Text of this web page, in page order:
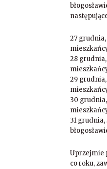
27
28
29
30
31
Uprzejmie
co roku,